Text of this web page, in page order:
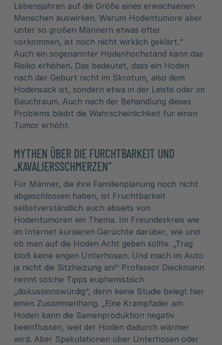
Lebensjahren auf die Größe eines erwachsenen
Menschen auswirken. Warum Hodentumore aber
unter so großen Männern etwas öfter
vorkommen, ist noch nicht wirklich geklärt.“
Auch ein sogenannter Hodenhochstand kann das
Risiko erhöhen. Das bedeutet, dass ein Hoden
nach der Geburt nicht im Skrotum, also dem
Hodensack ist, sondern etwa in der Leiste oder im
Bauchraum. Auch nach der Behandlung dieses
Problems bleibt die Wahrscheinlichkeit für einen
Tumor erhöht.
MYTHEN ÜBER DIE FURCHTBARKEIT UND
„KAVALIERSSCHMERZEN“
Für Männer, die ihre Familienplanung noch nicht
abgeschlossen haben, ist Fruchtbarkeit
selbstverständlich auch abseits von
Hodentumoren ein Thema. Im Freundeskreis wie
im Internet kursieren Gerüchte darüber, wie und
ob man auf die Hoden Acht geben sollte. „Trag
bloß keine engen Unterhosen. Und mach im Auto
ja nicht die Sitzheizung an!“ Professor Dieckmann
nennt solche Tipps euphemistisch
„diskussionswürdig“, denn keine Studie belegt hier
einen Zusammenhang. „Eine Krampfader am
Hoden kann die Samenproduktion negativ
beeinflussen, weil der Hoden dadurch wärmer
wird. Aber Spekulationen über Unterhosen oder